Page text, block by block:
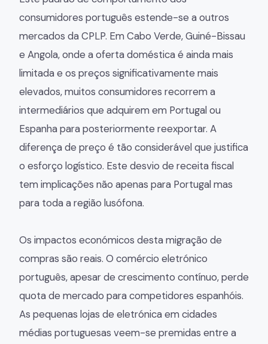
consumidores português estende-se a outros
mercados da CPLP. Em Cabo Verde, Guiné-Bissau
e Angola, onde a oferta doméstica é ainda mais
limitada e os preços significativamente mais
elevados, muitos consumidores recorrem a
intermediários que adquirem em Portugal ou
Espanha para posteriormente reexportar. A
diferença de preço é tão considerável que justifica
o esforço logístico. Este desvio de receita fiscal
tem implicações não apenas para Portugal mas
para toda a região lusófona.
Os impactos económicos desta migração de
compras são reais. O comércio eletrónico
português, apesar de crescimento contínuo, perde
quota de mercado para competidores espanhóis.
As pequenas lojas de eletrónica em cidades
médias portuguesas veem-se premidas entre a